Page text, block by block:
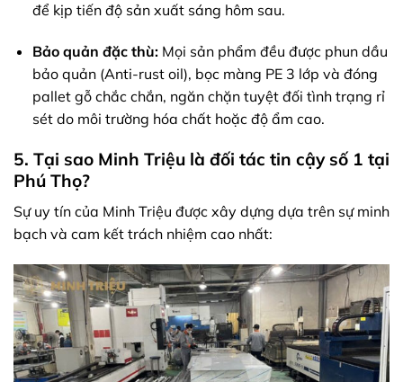
để kịp tiến độ sản xuất sáng hôm sau.
Bảo quản đặc thù:Mọi sản phẩm đều được phun dầu
bảo quản (Anti-rust oil), bọc màng PE 3 lớp và đóng
pallet gỗ chắc chắn, ngăn chặn tuyệt đối tình trạng rỉ
sét do môi trường hóa chất hoặc độ ẩm cao.
5. Tại sao Minh Triệu là đối tác tin cậy số 1 tại
Phú Thọ?
Sự uy tín của Minh Triệu được xây dựng dựa trên sự minh
bạch và cam kết trách nhiệm cao nhất: